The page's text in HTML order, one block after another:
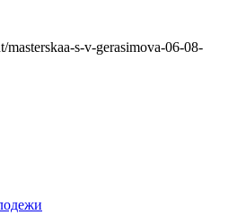
masterskaa-s-v-gerasimova-06-08-